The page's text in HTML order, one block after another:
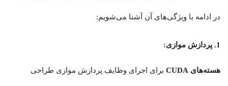
در ادامه با ویژگی‌های آن آشنا می‌شویم:
1. پردازش موازی:
هسته‌های CUDA برای اجرای وظایف پردازش موازی طراحی